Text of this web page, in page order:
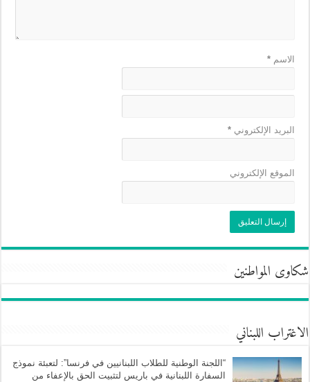
الاسم*
البريد الإلكتروني*
الموقع الإلكتروني
شكاوى المواطنين
الاغتراب اللبناني
“اللجنة الوطنية للطلاب اللبنانيين في فرنسا”: لتعبئة نموذج
السفارة اللبنانية في باريس لتثبيت الحق بالإعفاء من